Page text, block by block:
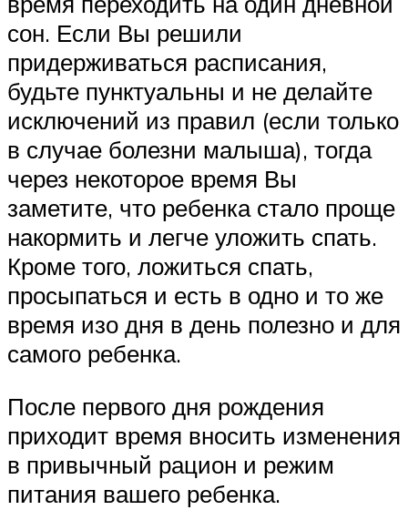
сон. Если Вы решили
придерживаться расписания,
будьте пунктуальны и не делайте
исключений из правил (если только
в случае болезни малыша), тогда
через некоторое время Вы
заметите, что ребенка стало проще
накормить и легче уложить спать.
Кроме того, ложиться спать,
просыпаться и есть в одно и то же
время изо дня в день полезно и для
самого ребенка.
После первого дня рождения
приходит время вносить изменения
в привычный рацион и режим
питания вашего ребенка.